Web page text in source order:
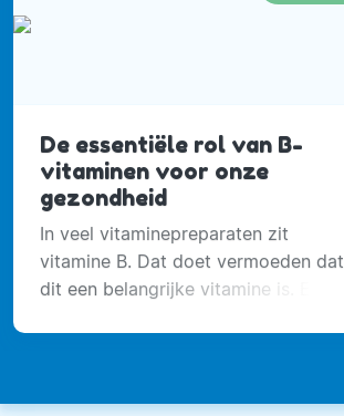
De essentiële rol van B-
vitaminen voor onze
gezondheid
In veel vitaminepreparaten zit
vitamine B. Dat doet vermoeden dat
dit een belangrijke vitamine is. En